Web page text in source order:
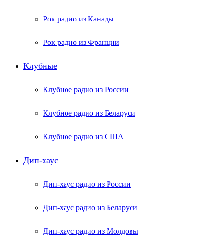
Рок радио из Канады
Рок радио из Франции
Клубные
Клубное радио из России
Клубное радио из Беларуси
Клубное радио из США
Дип-хаус
Дип-хаус радио из России
Дип-хаус радио из Беларуси
Дип-хаус радио из Молдовы